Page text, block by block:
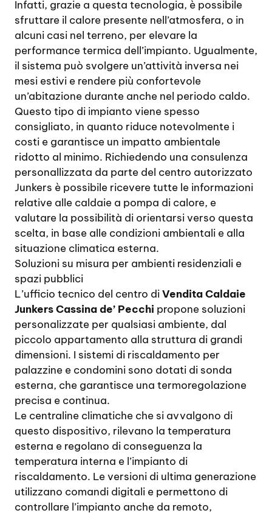
Infatti, grazie a questa tecnologia, è possibile
sfruttare il calore presente nell’atmosfera, o in
alcuni casi nel terreno, per elevare la
performance termica dell’impianto. Ugualmente,
il sistema può svolgere un’attività inversa nei
mesi estivi e rendere più confortevole
un’abitazione durante anche nel periodo caldo.
Questo tipo di impianto viene spesso
consigliato, in quanto riduce notevolmente i
costi e garantisce un impatto ambientale
ridotto al minimo. Richiedendo una consulenza
personallizzata da parte del centro autorizzato
Junkers è possibile ricevere tutte le informazioni
relative alle caldaie a pompa di calore, e
valutare la possibilità di orientarsi verso questa
scelta, in base alle condizioni ambientali e alla
situazione climatica esterna.
Soluzioni su misura per ambienti residenziali e
spazi pubblici
L’ufficio tecnico del centro diVendita Caldaie
Junkers Cassina de’ Pecchi propone soluzioni
personalizzate per qualsiasi ambiente, dal
piccolo appartamento alla struttura di grandi
dimensioni. I sistemi di riscaldamento per
palazzine e condomini sono dotati di sonda
esterna, che garantisce una termoregolazione
precisa e continua.
Le centraline climatiche che si avvalgono di
questo dispositivo, rilevano la temperatura
esterna e regolano di conseguenza la
temperatura interna e l’impianto di
riscaldamento. Le versioni di ultima generazione
utilizzano comandi digitali e permettono di
controllare l’impianto anche da remoto,